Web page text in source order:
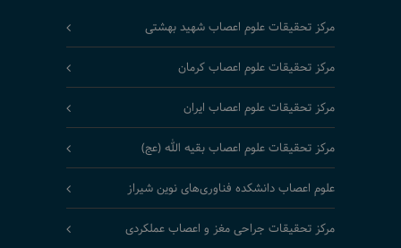
مرکز تحقیقات علوم اعصاب شهید بهشتی
مرکز تحقیقات علوم اعصاب کرمان
مرکز تحقیقات علوم اعصاب ایران
مرکز تحقیقات علوم اعصاب بقیه الله (عج)
علوم اعصاب دانشکده فناوری‌های نوین شیراز
مرکز تحقیقات جراحی مغز و اعصاب عملکردی